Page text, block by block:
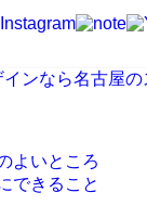
よいところ
できること